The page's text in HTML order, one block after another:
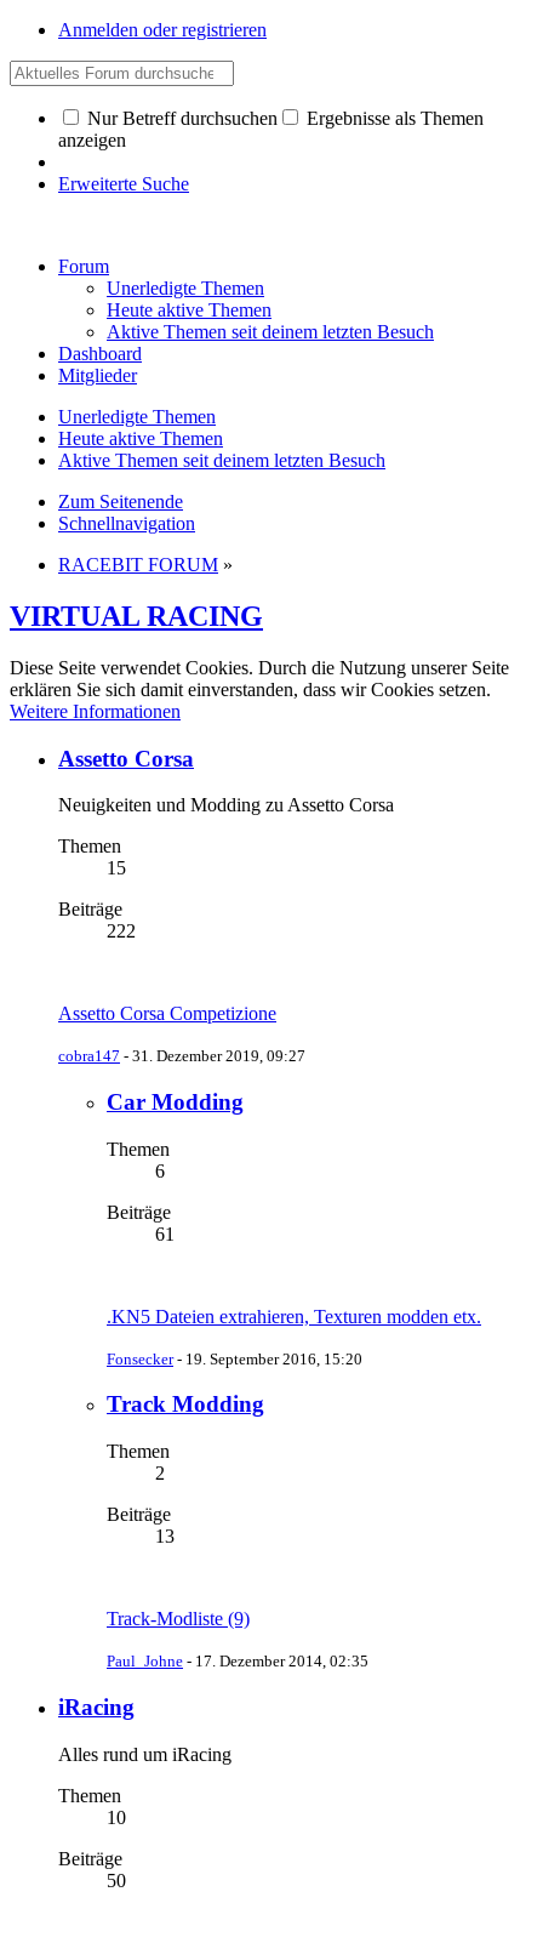
Anmelden oder registrieren
Nur Betreff durchsuchen
Ergebnisse als Themen
anzeigen
Erweiterte Suche
Forum
Unerledigte Themen
Heute aktive Themen
Aktive Themen seit deinem letzten Besuch
Dashboard
Mitglieder
Unerledigte Themen
Heute aktive Themen
Aktive Themen seit deinem letzten Besuch
Zum Seitenende
Schnellnavigation
RACEBIT FORUM »
VIRTUAL RACING
Diese Seite verwendet Cookies. Durch die Nutzung unserer Seite
erklären Sie sich damit einverstanden, dass wir Cookies setzen.
Weitere Informationen
Assetto Corsa
Neuigkeiten und Modding zu Assetto Corsa
Themen
15
Beiträge
222
Assetto Corsa Competizione
cobra147 - 31. Dezember 2019, 09:27
Car Modding
Themen
6
Beiträge
61
.KN5 Dateien extrahieren, Texturen modden etx.
Fonsecker- 19. September 2016, 15:20
Track Modding
Themen
2
Beiträge
13
Track-Modliste (9)
Paul_Johne - 17. Dezember 2014, 02:35
iRacing
Alles rund um iRacing
Themen
10
Beiträge
50